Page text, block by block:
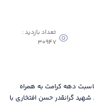
تعداد بازدید :
30947
دهه کرامت به همراه
گرانقدر حسن افتخاری با